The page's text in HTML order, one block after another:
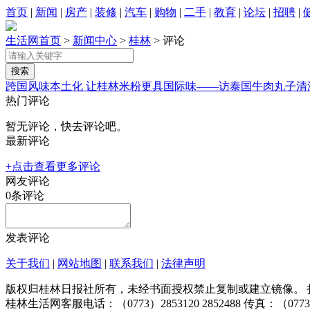
首页 | 新闻 | 房产 | 装修 | 汽车 | 购物 | 二手 | 教育 | 论坛 | 招聘 |
生活网首页 > 新闻中心 > 桂林 > 评论
跨国风味本土化 让桂林米粉更具国际味——访泰国牛肉丸子清
热门评论
暂无评论，快去评论吧。
最新评论
+点击查看更多评论
网友评论
0条评论
发表评论
关于我们 | 网站地图 | 联系我们 | 法律声明
版权归桂林日报社所有，未经书面授权禁止复制或建立镜像。
桂林生活网客服电话：（0773）2853120 2852488 传真：（